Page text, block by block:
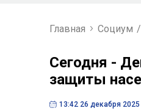
Главная Социум /
Сегодня -
защиты
13:42 26 декабря 2025